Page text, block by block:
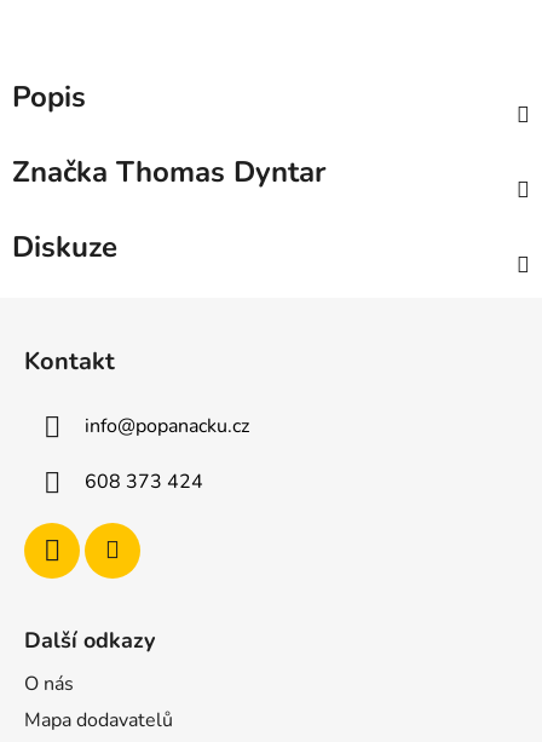
Popis
Značka Thomas Dyntar
Diskuze
Kontakt
info@popanacku.cz
608 373 424
Další odkazy
O nás
Mapa dodavatelů